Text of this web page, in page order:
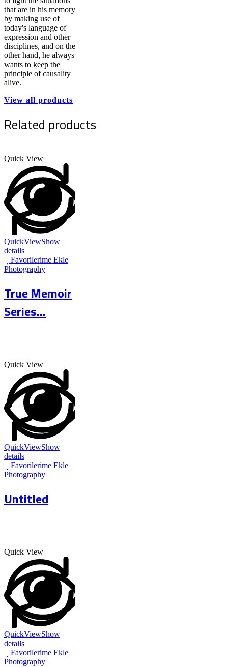
that are in his memory
by making use of
today's language of
expression and other
disciplines, and on the
other hand, he always
wants to keep the
principle of causality
alive.
View all products
Related products
Quick View
QuickViewShow
details
Favorilerime Ekle
Photography
True Memoir
Series...
Quick View
QuickViewShow
details
Favorilerime Ekle
Photography
Untitled
Quick View
QuickViewShow
details
Favorilerime Ekle
Photography